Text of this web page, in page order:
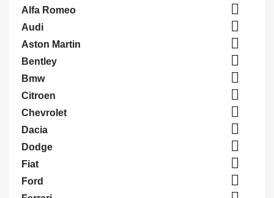
Alfa Romeo 
Audi 
Aston Martin 
Bentley 
Bmw 
Citroen 
Chevrolet 
Dacia 
Dodge 
Fiat 
Ford 